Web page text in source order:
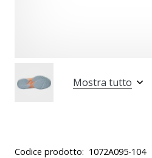
Mostra tutto
Codice prodotto: 1072A095-104